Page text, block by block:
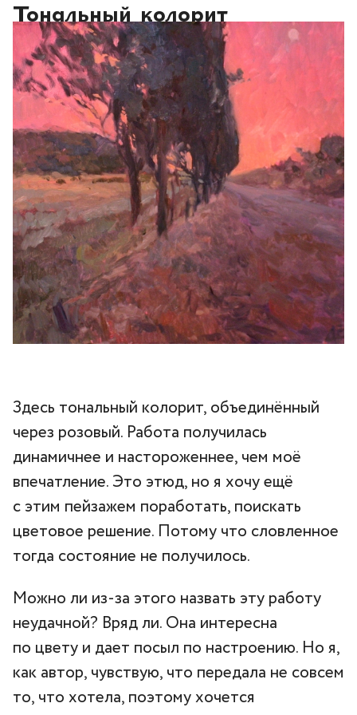
Тональный колорит
Здесь тональный колорит, объединённый
через розовый. Работа получилась
динамичнее и настороженнее, чем моё
впечатление. Это этюд, но я хочу ещё
с этим пейзажем поработать, поискать
цветовое решение. Потому что словленное
тогда состояние не получилось.
Можно ли из-за этого назвать эту работу
неудачной? Вряд ли. Она интересна
по цвету и дает посыл по настроению. Но я,
как автор, чувствую, что передала не совсем
то, что хотела, поэтому хочется